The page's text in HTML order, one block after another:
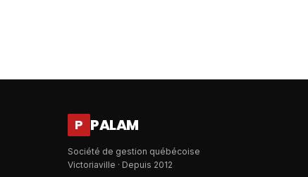
P PALAM
Société de gestion québécoise
Victoriaville · Depuis 2012